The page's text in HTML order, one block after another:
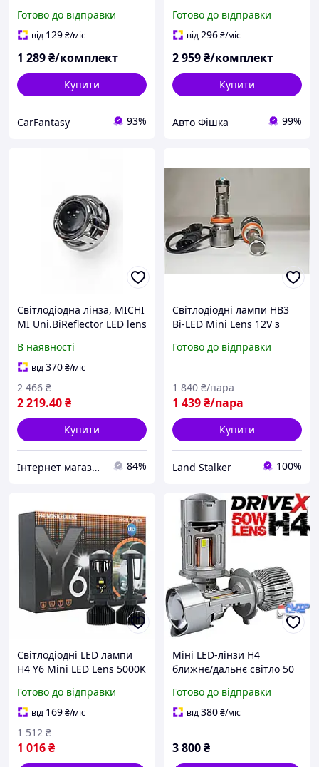
Цоколь H4)
Готово до відправки
від 129₴/міс
1 289₴/комплект
Купити
CarFantasy 93%
Готово до відправки
від296₴/міс
2 959₴/комплект
Купити
Авто Фішка 99%
Світлодіодна лінза, MICHI
MI Uni.BiReflector LED lens
В наявності
від370₴/міс
2 219.40₴
2 466 ₴
Купити
Інтернет магазин "Авто Кактус" 84%
Світлодіодні лампи HB3
Bi-LED Mini Lens 12V з
охолодження
Готово до відправки
1 439₴/пара
1 840 ₴/пара
Купити
Land Stalker 100%
Світлодіодні LED лампи
H4 Y6 Mini LED Lens 5000K
міні бі-лед пасивне
охолодження (комплект 2
шт.)
Готово до відправки
від 169₴/міс
1 016₴
1 512 ₴
Міні LED-лінзи H4
ближнє/дальнє світло 50
Mini led lens (комплект)
Готово до відправки
від380₴/міс
3 800₴